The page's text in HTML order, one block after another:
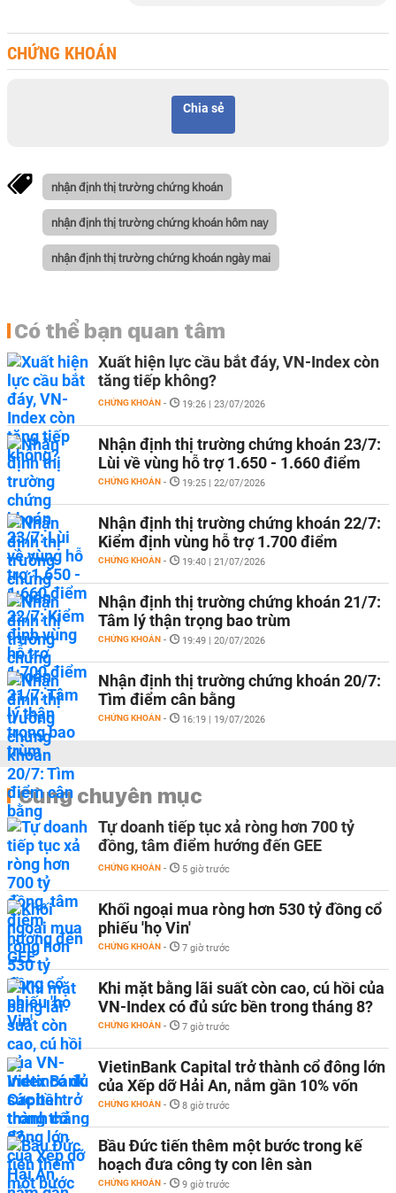
CHỨNG KHOÁN
Chia sẻ
nhận định thị trường chứng khoán
nhận định thị trường chứng khoán hôm nay
nhận định thị trường chứng khoán ngày mai
Có thể bạn quan tâm
Xuất hiện lực cầu bắt đáy, VN-Index còn
tăng tiếp không?
CHỨNG KHOÁN - 19:26 | 23/07/2026
Nhận định thị trường chứng khoán 23/7:
Lùi về vùng hỗ trợ 1.650 - 1.660 điểm
CHỨNG KHOÁN - 19:25 | 22/07/2026
Nhận định thị trường chứng khoán 22/7:
Kiểm định vùng hỗ trợ 1.700 điểm
CHỨNG KHOÁN - 19:40 | 21/07/2026
Nhận định thị trường chứng khoán 21/7:
Tâm lý thận trọng bao trùm
CHỨNG KHOÁN - 19:49 | 20/07/2026
Nhận định thị trường chứng khoán 20/7:
Tìm điểm cân bằng
CHỨNG KHOÁN - 16:19 | 19/07/2026
Cùng chuyên mục
Tự doanh tiếp tục xả ròng hơn 700 tỷ
đồng, tâm điểm hướng đến GEE
CHỨNG KHOÁN - 5 giờ trước
Khối ngoại mua ròng hơn 530 tỷ đồng cổ
phiếu 'họ Vin'
CHỨNG KHOÁN - 7 giờ trước
Khi mặt bằng lãi suất còn cao, cú hồi của
VN-Index có đủ sức bền trong tháng 8?
CHỨNG KHOÁN - 7 giờ trước
VietinBank Capital trở thành cổ đông lớn
của Xếp dỡ Hải An, nắm gần 10% vốn
CHỨNG KHOÁN - 8 giờ trước
Bầu Đức tiến thêm một bước trong kế
hoạch đưa công ty con lên sàn
CHỨNG KHOÁN - 9 giờ trước